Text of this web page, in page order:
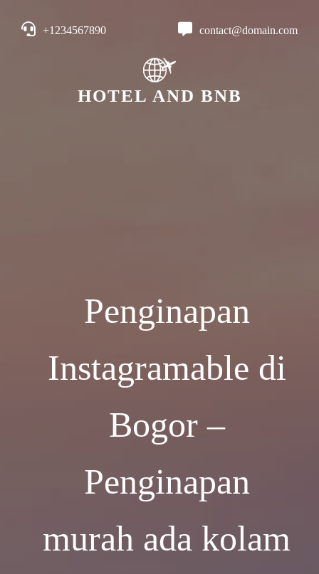
+1234567890 contact@domain.com
HOTEL AND BNB
Penginapan
Instagramable di
Bogor –
Penginapan
murah ada kolam